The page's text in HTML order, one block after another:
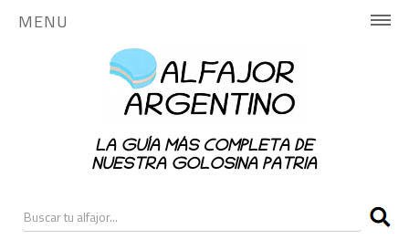
MENU
PUBLICA AQUÍ
NOTICIAS
LA GUÍA MÁS COMPLETA DE
NUESTRA GOLOSINA PATRIA